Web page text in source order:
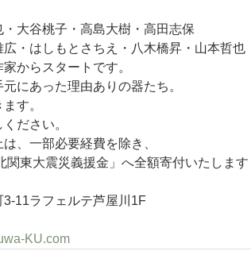
大谷桃子・高島大樹・高田志保
・はしもとさちえ・八木橋昇・山本哲也
からスタートです。
にあった理由ありの器たち。
す。
ださい。
、一部必要経費を除き、
関東大震災義援金」へ全額寄付いたします
11ラフェルテ芦屋川1F
KU.com